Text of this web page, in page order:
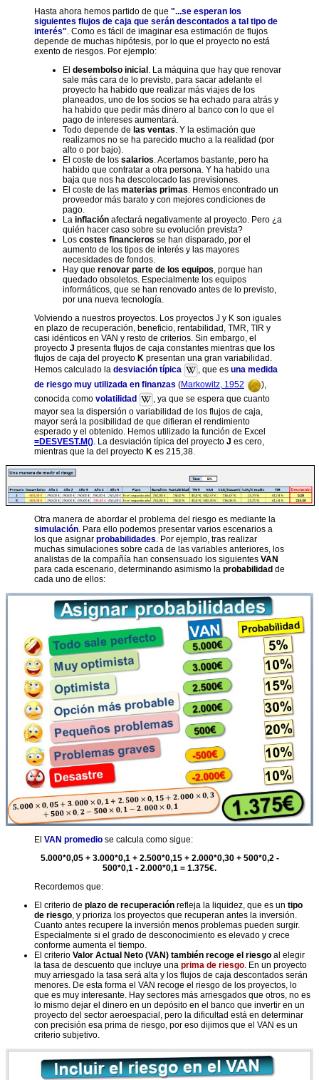
Hasta ahora hemos partido de que "...se esperan los
siguientes flujos de caja que serán descontados a tal tipo de
interés". Como es fácil de imaginar esa estimación de flujos
depende de muchas hipótesis, por lo que el proyecto no está
exento de riesgos. Por ejemplo:
El desembolso inicial . La máquina que hay que renovar
sale más cara de lo previsto, para sacar adelante el
proyecto ha habido que realizar más viajes de los
planeados, uno de los socios se ha echado para atrás y
ha habido que pedir más dinero al banco con lo que el
pago de intereses aumentará.
Todo depende de las ventas. Y la estimación que
realizamos no se ha parecido mucho a la realidad (por
alto o por bajo).
El coste de los salarios. Acertamos bastante, pero ha
habido que contratar a otra persona. Y ha habido una
baja que nos ha descolocado las previsiones.
El coste de las materias primas. Hemos encontrado un
proveedor más barato y con mejores condiciones de
pago.
La inflación afectará negativamente al proyecto. Pero ¿a
quién hacer caso sobre su evolución prevista?
Los costes financieros se han disparado, por el
aumento de los tipos de interés y las mayores
necesidades de fondos.
Hay que renovar parte de los equipos, porque han
quedado obsoletos. Especialmente los equipos
informáticos, que se han renovado antes de lo previsto,
por una nueva tecnología.
Volviendo a nuestros proyectos. Los proyectos J y K son iguales
en plazo de recuperación, beneficio, rentabilidad, TMR, TIR y
casi idénticos en VAN y resto de criterios. Sin embargo, el
proyecto J presenta flujos de caja constantes mientras que los
flujos de caja del proyecto K presentan una gran variabilidad.
Hemos calculado la desviación típica , que es una medida
de riesgo muy utilizada en finanzas (Markowitz, 1952
),
conocida como volatilidad
, ya que se espera que cuanto
mayor sea la dispersión o variabilidad de los flujos de caja,
mayor será la posibilidad de que difieran el rendimiento
esperado y el obtenido. Hemos utilizado la función de Excel
=DESVEST.M(). La desviación típica del proyecto J es cero,
mientras que la del proyecto K es 215,38.
Otra manera de abordar el problema del riesgo es mediante la
simulación. Para ello podemos presentar varios escenarios a
los que asignar probabilidades. Por ejemplo, tras realizar
muchas simulaciones sobre cada de las variables anteriores, los
analistas de la compañía han consensuado los siguientes VAN
para cada escenario, determinando asimismo la probabilidad de
cada uno de ellos:
El VAN promedio se calcula como sigue:
5.000*0,05 + 3.000*0,1 + 2.500*0,15 + 2.000*0,30 + 500*0,2 -
500*0,1 - 2.000*0,1 = 1.375€.
Recordemos que:
El criterio de plazo de recuperación refleja la liquidez, que es un tipo
de riesgo , y prioriza los proyectos que recuperan antes la inversión.
Cuanto antes recupere la inversión menos problemas pueden surgir.
Especialmente si el grado de desconocimiento es elevado y crece
conforme aumenta el tiempo.
El criterio Valor Actual Neto (VAN) también recoge el riesgo al elegir
la tasa de descuento que incluye una prima de riesgo . En un proyecto
muy arriesgado la tasa será alta y los flujos de caja descontados serán
menores. De esta forma el VAN recoge el riesgo de los proyectos, lo
que es muy interesante. Hay sectores más arriesgados que otros, no es
lo mismo dejar el dinero en un depósito en el banco que invertir en un
proyecto del sector aeroespacial, pero la dificultad está en determinar
con precisión esa prima de riesgo, por eso dijimos que el VAN es un
criterio subjetivo